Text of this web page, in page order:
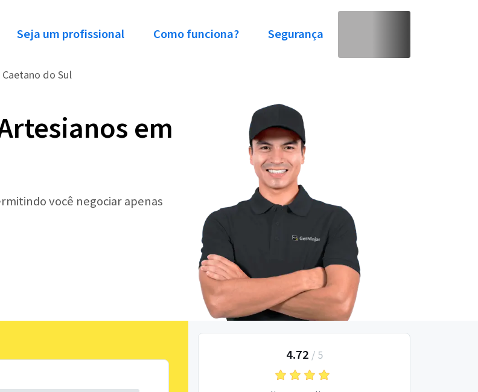
Seja um profissional Como funciona? Segurança
Caetano do Sul
em
você negociar apenas
4.72 / 5